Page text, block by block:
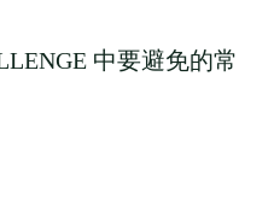
中要避免的常